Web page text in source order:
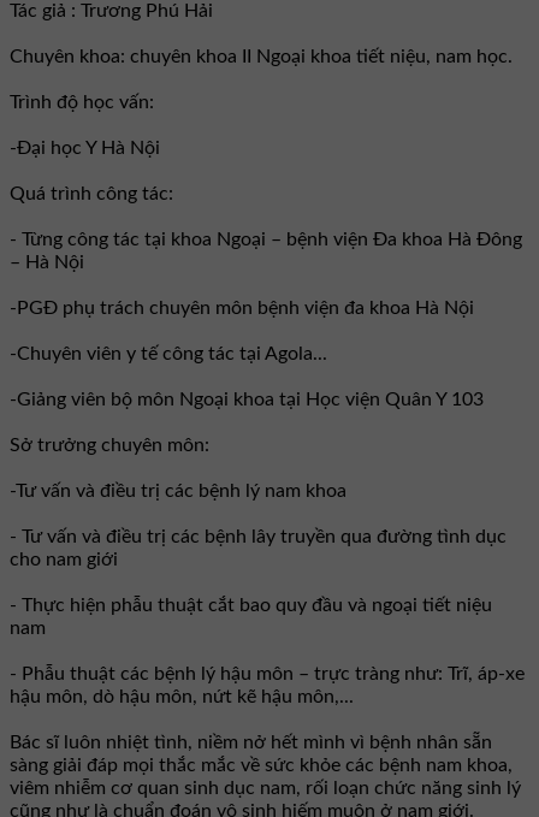
Tác giả : Trương Phú Hải
Chuyên khoa: chuyên khoa II Ngoại khoa tiết niệu, nam học.
Trình độ học vấn:
-Đại học Y Hà Nội
Quá trình công tác:
- Từng công tác tại khoa Ngoại – bệnh viện Đa khoa Hà Đông
– Hà Nội
-PGĐ phụ trách chuyên môn bệnh viện đa khoa Hà Nội
-Chuyên viên y tế công tác tại Agola...
-Giảng viên bộ môn Ngoại khoa tại Học viện Quân Y 103
Sở trưởng chuyên môn:
-Tư vấn và điều trị các bệnh lý nam khoa
- Tư vấn và điều trị các bệnh lây truyền qua đường tình dục
cho nam giới
- Thực hiện phẫu thuật cắt bao quy đầu và ngoại tiết niệu
nam
- Phẫu thuật các bệnh lý hậu môn – trực tràng như: Trĩ, áp-xe
hậu môn, dò hậu môn, nứt kẽ hậu môn,...
Bác sĩ luôn nhiệt tình, niềm nở hết mình vì bệnh nhân sẵn
sàng giải đáp mọi thắc mắc về sức khỏe các bệnh nam khoa,
viêm nhiễm cơ quan sinh dục nam, rối loạn chức năng sinh lý
cũng như là chuẩn đoán vô sinh hiếm muộn ở nam giới.